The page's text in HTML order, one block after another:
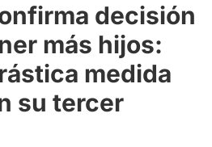
decisión
más hijos:
medida
su tercer